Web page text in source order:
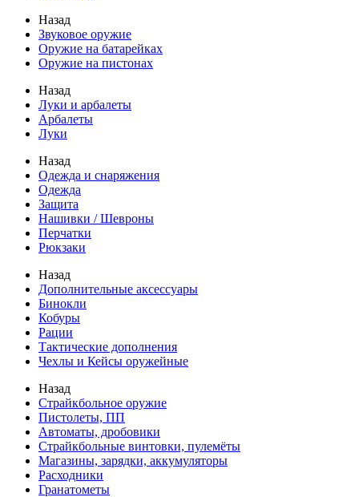
Назад
Звуковое оружие
Оружие на батарейках
Оружие на пистонах
Назад
Луки и арбалеты
Арбалеты
Луки
Назад
Одежда и снаряжения
Одежда
Защита
Нашивки / Шевроны
Перчатки
Рюкзаки
Назад
Дополнительные аксессуары
Бинокли
Кобуры
Рации
Тактические дополнения
Чехлы и Кейсы оружейные
Назад
Страйкбольное оружие
Пистолеты, ПП
Автоматы, дробовики
Страйкбольные винтовки, пулемёты
Магазины, зарядки, аккумуляторы
Расходники
Гранатометы